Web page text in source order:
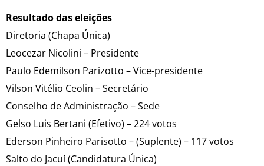
Resultado das eleições
Diretoria (Chapa Única)
Leocezar Nicolini – Presidente
Paulo Edemilson Parizotto – Vice-presidente
Vilson Vitélio Ceolin – Secretário
Conselho de Administração – Sede
Gelso Luis Bertani (Efetivo) – 224 votos
Ederson Pinheiro Parisotto – (Suplente) – 117 votos
Salto do Jacuí (Candidatura Única)